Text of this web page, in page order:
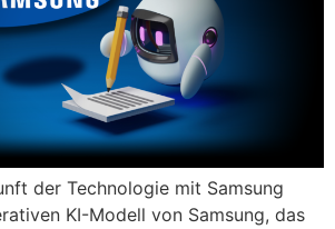
der Technologie mit Samsung
KI-Modell von Samsung, das